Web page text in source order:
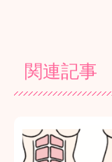
関連記事